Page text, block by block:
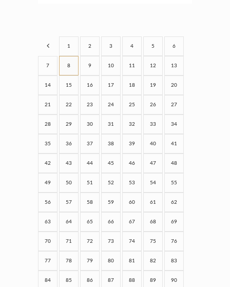
1 2 3 4 5 6
7 8 9 10 11 12 13
14 15 16 17 18 19 20
21 22 23 24 25 26 27
28 29 30 31 32 33 34
35 36 37 38 39 40 41
42 43 44 45 46 47 48
49 50 51 52 53 54 55
56 57 58 59 60 61 62
63 64 65 66 67 68 69
70 71 72 73 74 75 76
77 78 79 80 81 82 83
84 85 86 87 88 89 90